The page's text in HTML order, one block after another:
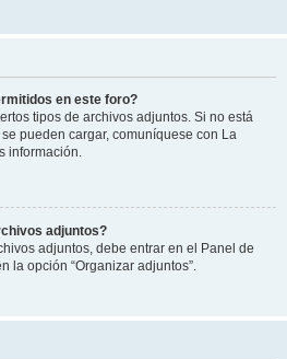
en este foro?
tipos de archivos adjuntos. Si no está
pueden cargar, comuníquese con La
información.
adjuntos?
adjuntos, debe entrar en el Panel de
la opción “Organizar adjuntos”.